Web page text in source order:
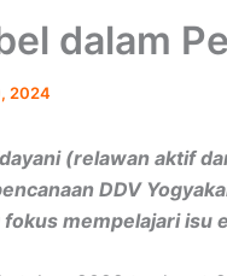
dalam
2024
(relawan aktif
DDV
fokus mempelajari isu